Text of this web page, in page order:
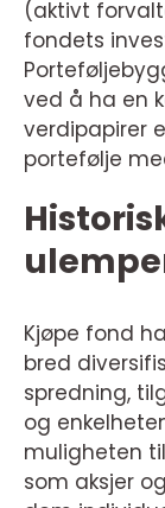
(aktivt
fondets
ved å ha en
verdipapirer
portefølje
Kjøpe fond
bred
spredning,
og
muligheten
som aksjer